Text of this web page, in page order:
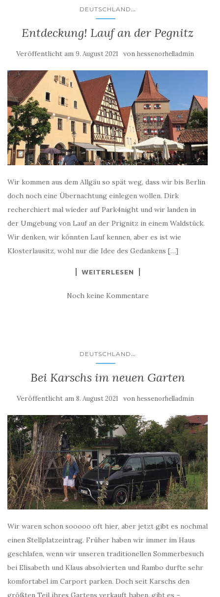
DEUTSCHLAND ...
Entdeckung! Lauf an der Pegnitz
Veröffentlicht am 9. August 2021 von hessenorhelladmin
Wir kommen aus dem Allgäu so spät weg, dass wir bis Berlin
doch noch eine Übernachtung einlegen wollen. Dirk
recherchiert mal wieder auf Park4night und wir landen in
der Umgebung von Lauf an der Prignitz in einem Waldstück.
Wir denken, wir könnten Lauf kennen, aber es ist wie
Klosterlausitz, wohl nur die Idee des Gedankens […]
WEITERLESEN
Noch keine Kommentare
DEUTSCHLAND ...
Bei Karschs im neuen Garten
Veröffentlicht am 8. August 2021 von hessenorhelladmin
Wir waren schon sooooo oft hier, aber jetzt gibt es nochmal
einen Stellplatzeintrag. Früher haben wir immer im Haus
geschlafen, wenn wir unseren traditionellen Sommerbesuch
bei Elisabeth und Klaus absolvierten und Rambo durfte sehr
komfortabel im Carport parken. Doch seit Karschs den